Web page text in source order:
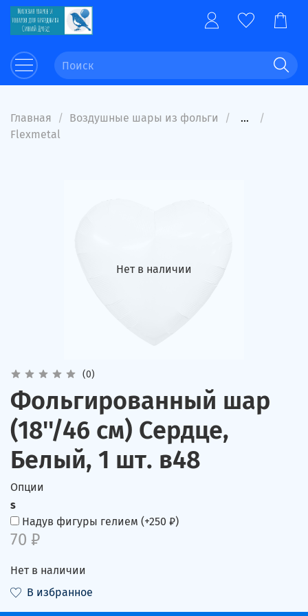
Главная Воздушные шары из фольги
...
Flexmetal
Нет в наличии
(0)
Фольгированный шар
(18''/46 см) Сердце,
Белый, 1 шт. в48
Опции
s
Надув фигуры гелием (+250 ₽)
70 ₽
Нет в наличии
В избранное